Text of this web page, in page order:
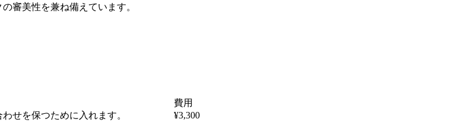
審美性を兼ね備えています。
費用
せを保つために入れます。
¥3,300